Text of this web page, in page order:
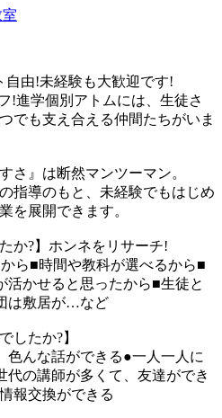
由!未経験も大歓迎です!
!進学個別アトムには、生徒さ
でも支え合える仲間たちがいま
さ』は断然マンツーマン。
指導のもと、未経験でもはじめ
を展開できます。
か?】ホンネをリサーチ!
ら■時間や教科が選べるから■
活かせると思ったから■生徒と
は敷居が…など
したか?】
色んな話ができる●一人一人に
の講師が多くて、友達ができ
報交換ができる